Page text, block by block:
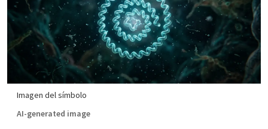
Imagen del símbolo
AI-generated image